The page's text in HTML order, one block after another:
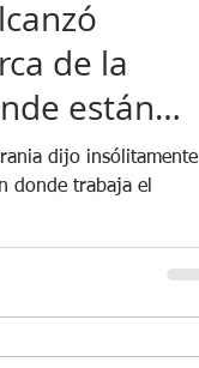
de la
están
dijo insólitamente
donde trabaja el